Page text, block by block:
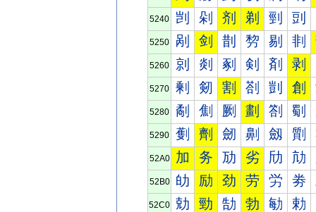
5240 剀 剁 剂 剃 剄 剅
5250 剐 剑 剒 剓 剔 剕
5260 剠 剡 剢 剣 剤 剥
5270 剰 剱 割 剳 剴 創
5280 劀 劁 劂 劃 劄 劅
5290 劐 劑 劒 劓 劔 劕
52A0 加 务 劢 劣 劤 劥
52B0 劰 励 劲 劳 労 劵
52C0 勀 勁 勂 勃 勄 勅